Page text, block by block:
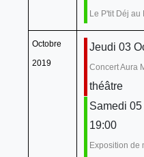
Le P'tit Déj au
Octobre
2019
Jeudi 03
Concert Aura
théâtre
Samedi
19:00
Exposition de